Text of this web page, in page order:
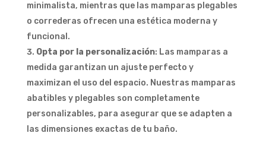
minimalista, mientras que las mamparas plegables
o correderas ofrecen una estética moderna y
funcional.
Opta por la personalización: Las mamparas a
medida garantizan un ajuste perfecto y
maximizan el uso del espacio. Nuestras mamparas
abatibles y plegables son completamente
personalizables, para asegurar que se adapten a
las dimensiones exactas de tu baño.